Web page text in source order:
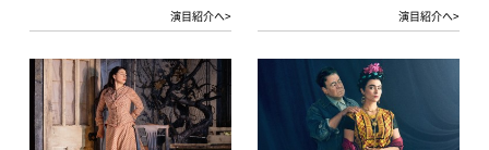
演目紹介へ> 演目紹介へ>